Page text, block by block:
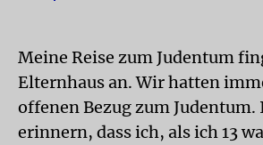
Meine Reise zum Judentum
Elternhaus an. Wir hatten
offenen Bezug zum Judentum.
erinnern, dass ich, als ich 13